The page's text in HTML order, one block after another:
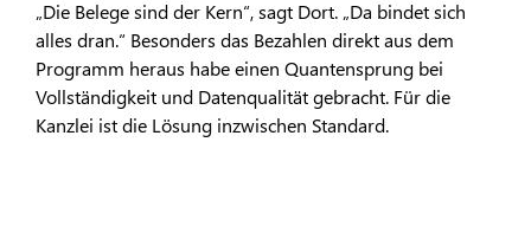
„Die Belege sind der Kern“, sagt Dort. „Da bindet sich
alles dran.“ Besonders das Bezahlen direkt aus dem
Programm heraus habe einen Quantensprung bei
Vollständigkeit und Datenqualität gebracht. Für die
Kanzlei ist die Lösung inzwischen Standard.